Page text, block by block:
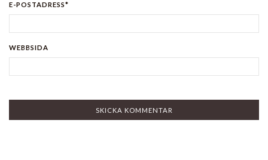
E-POSTADRESS*
WEBBSIDA